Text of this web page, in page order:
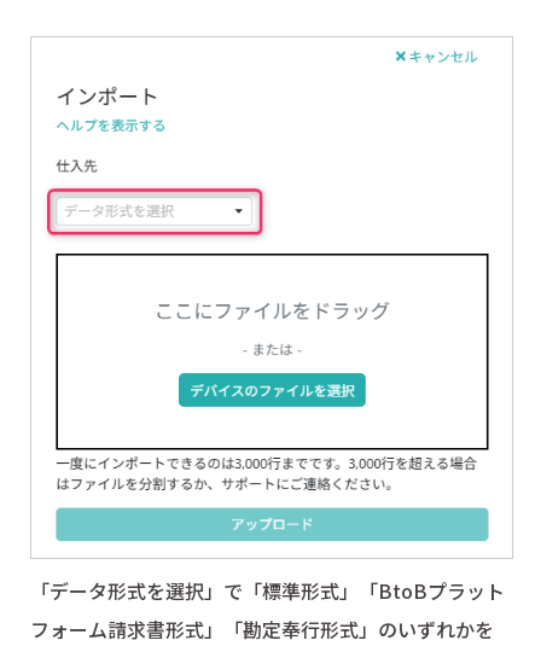
「データ形式を選択」で「標準形式」「BtoBプラット
フォーム請求書形式」「勘定奉行形式」のいずれかを